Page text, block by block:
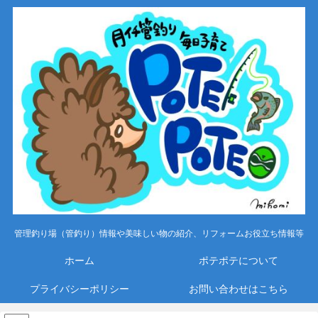
管理釣り場（管釣り）情報や美味しい物の紹介、リフォームお役立ち情報等
ホーム ポテポテについて
プライバシーポリシー お問い合わせはこちら